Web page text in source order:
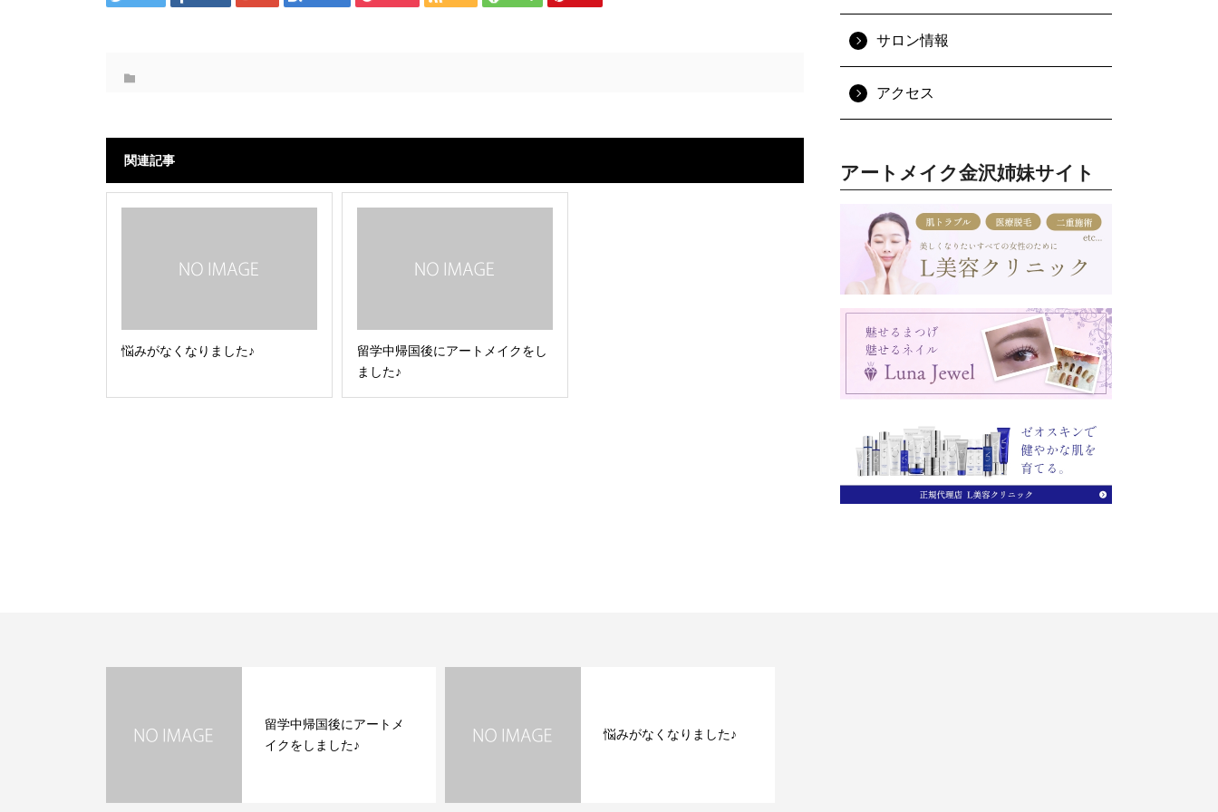
関連記事
悩みがなくなりました♪
留学中帰国後にアートメイクをし
ました♪
サロン情報
アクセス
アートメイク金沢姉妹サイト
留学中帰国後にアートメ
イクをしました♪
悩みがなくなりました♪